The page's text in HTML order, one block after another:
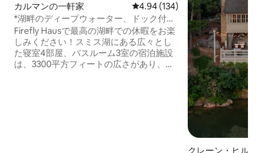
カルマンの一軒家 レビュー134件、5つ星中4.94つ
4.94 (134)
*湖畔のディープウォーター、ドック付き
* I-65まで10分*高速Wi-Fi
Firefly Hausで最高の湖畔での休暇をお楽
しみください！スミス湖にある広々とし
た寝室4部屋、バスルーム3室の宿泊施設
は、3300平方フィートの広さがあり、二
クレーン・ヒルの